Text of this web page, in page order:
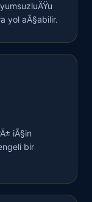
yol aÃ§abilir.
iÃ§in
bir